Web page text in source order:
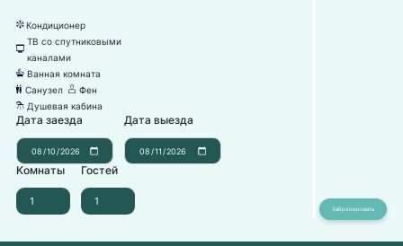
뀸 Кондиционер
넎
ТВ со спутниковыми
каналами
넸 Ванная комната
댃 Санузел 덶 Фен
댴 Душевая кабина
Дата заезда Дата выезда
Комнаты Гостей